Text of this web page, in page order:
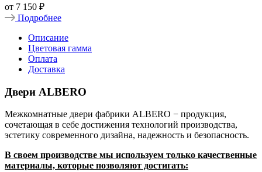
от 7 150 ₽
Подробнее
Описание
Цветовая гамма
Оплата
Доставка
Двери ALBERO
Межкомнатные двери фабрики ALBERO − продукция,
сочетающая в себе достижения технологий производства,
эстетику современного дизайна, надежность и безопасность.
В своем производстве мы используем только качественные
материалы, которые позволяют достигать: